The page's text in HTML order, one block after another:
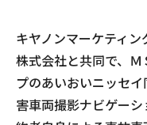
キヤノンマーケティ
株式会社と共同で、
プのあいおいニッセ
害車両撮影ナビゲー